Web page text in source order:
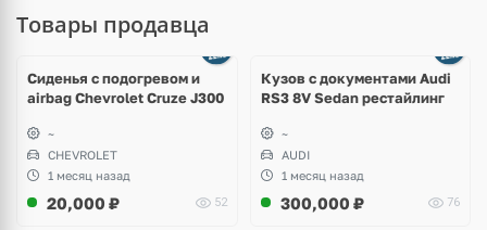
Товары продавца
Сиденья с подогревом и
airbag Chevrolet Cruze J300
~
CHEVROLET
1 месяц назад
20,000 ₽ 52
Кузов с документами Audi
RS3 8V Sedan рестайлинг
~
AUDI
1 месяц назад
300,000 ₽ 76